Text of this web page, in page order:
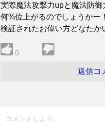
実際魔法攻撃力upと魔法防
何%位上がるのでしょうかー！
検証されたお偉い方どなたか
0
返信コ
コメントしよう...